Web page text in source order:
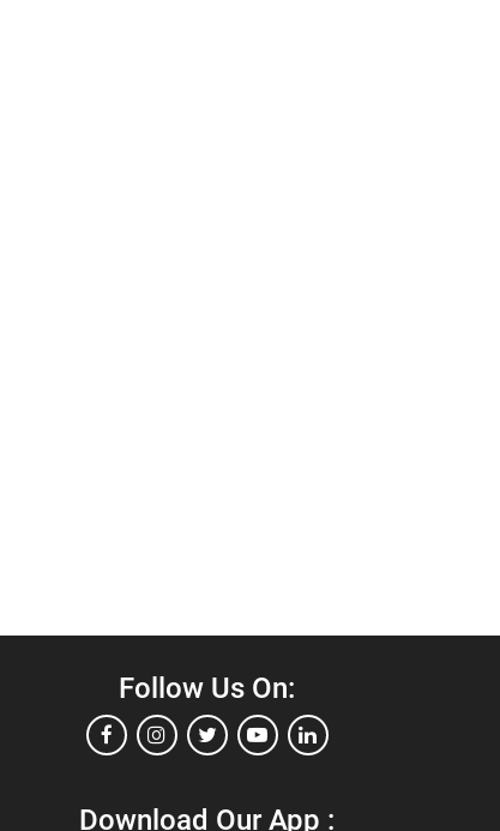
Follow Us On:
Download Our App :